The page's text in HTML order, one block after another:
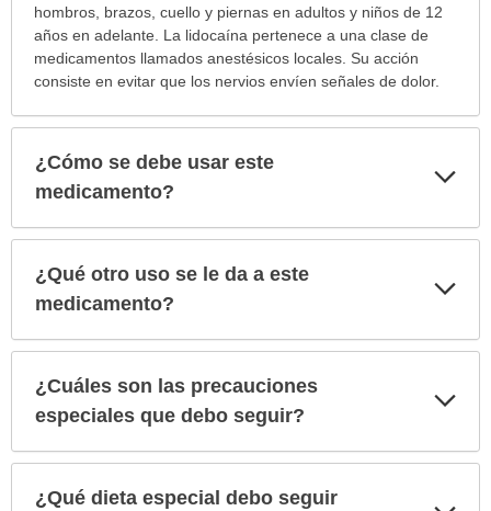
este
medicamento?
sido
hombros, brazos, cuello y piernas en adultos y niños de 12
años en adelante. La lidocaína pertenece a una clase de
medicamentos llamados anestésicos locales. Su acción
consiste en evitar que los nervios envíen señales de dolor.
¿Cómo se debe usar este
medicamento?
¿Qué otro uso se le da a este
medicamento?
¿Cuáles son las precauciones
especiales que debo seguir?
¿Qué dieta especial debo seguir